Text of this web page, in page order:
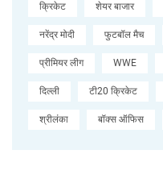
क्रिकेट शेयर बाजार
नरेंद्र मोदी फुटबॉल मैच
प्रीमियर लीग WWE
दिल्ली टी20 क्रिकेट
श्रीलंका बॉक्स ऑफिस